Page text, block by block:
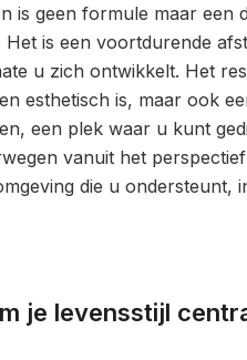
is geen formule maar een
is een voortdurende
u zich ontwikkelt. Het
esthetisch is, maar ook
een plek waar u kunt
vanuit het
die u ondersteunt,
je levensstijl